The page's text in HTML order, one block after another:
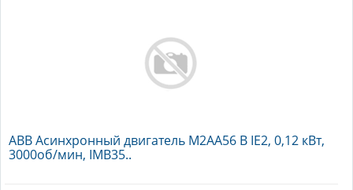
ABB Асинхронный двигатель M2AA56 B IE2, 0,12 кВт,
3000об/мин, IMB35..